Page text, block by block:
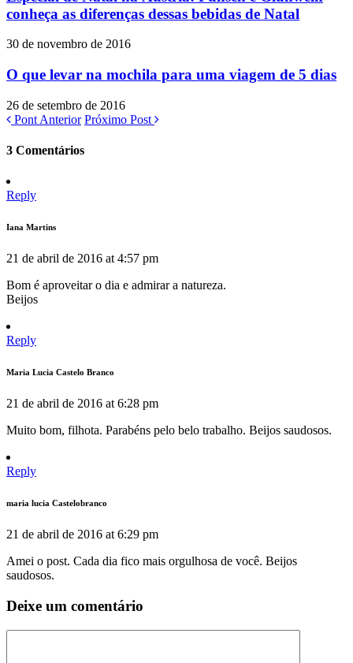
conheça as diferenças dessas bebidas de Natal
30 de novembro de 2016
O que levar na mochila para uma viagem de 5 dias
26 de setembro de 2016
Pont Anterior Próximo Post
3 Comentários
Reply
Iana Martins
21 de abril de 2016 at 4:57 pm
Bom é aproveitar o dia e admirar a natureza.
Beijos
Reply
Maria Lucia Castelo Branco
21 de abril de 2016 at 6:28 pm
Muito bom, filhota. Parabéns pelo belo trabalho. Beijos saudosos.
Reply
maria lucia Castelobranco
21 de abril de 2016 at 6:29 pm
Amei o post. Cada dia fico mais orgulhosa de você. Beijos
saudosos.
Deixe um comentário